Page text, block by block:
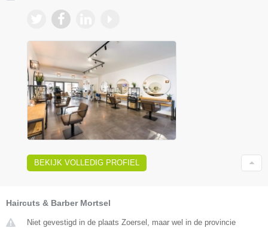
BEKIJK VOLLEDIG PROFIEL
Haircuts & Barber Mortsel
Niet gevestigd in de plaats Zoersel, maar wel in de provincie